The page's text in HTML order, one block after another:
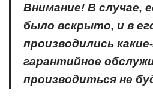
Внимание! В случае,
было вскрыто, и в
производились
гарантийное
производиться не